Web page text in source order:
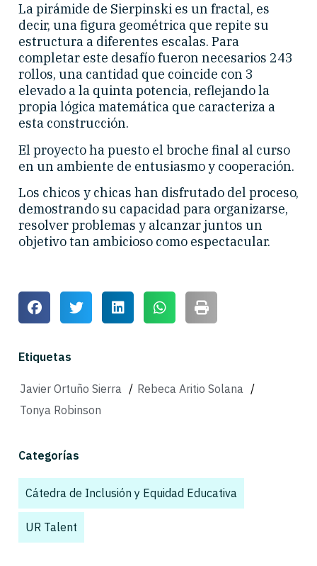
La pirámide de Sierpinski es un fractal, es
decir, una figura geométrica que repite su
estructura a diferentes escalas. Para
completar este desafío fueron necesarios 243
rollos, una cantidad que coincide con 3
elevado a la quinta potencia, reflejando la
propia lógica matemática que caracteriza a
esta construcción.
El proyecto ha puesto el broche final al curso
en un ambiente de entusiasmo y cooperación.
Los chicos y chicas han disfrutado del proceso,
demostrando su capacidad para organizarse,
resolver problemas y alcanzar juntos un
objetivo tan ambicioso como espectacular.
Etiquetas
Javier Ortuño Sierra / Rebeca Aritio Solana /
Tonya Robinson
Categorías
Cátedra de Inclusión y Equidad Educativa
UR Talent